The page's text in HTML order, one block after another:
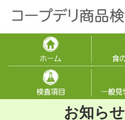
お知らせ